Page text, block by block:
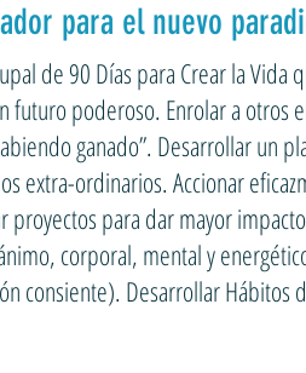
para el nuevo
de 90 Días para Crear la Vida
futuro poderoso. Enrolar a otros
ganado”. Desarrollar un
extra-ordinarios. Accionar
proyectos para dar mayor
corporal, mental y
consiente). Desarrollar Hábitos